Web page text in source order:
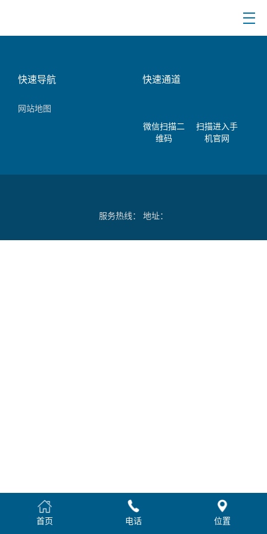
快速导航
网站地图
快速通道
微信扫描二
维码
扫描进入手
机官网
服务热线： 地址：
首页 电话 位置